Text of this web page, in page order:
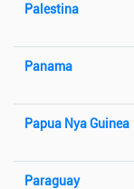
Palestina
Panama
Papua Nya Guinea
Paraguay